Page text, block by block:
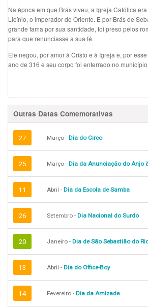
Na época em que Brás viveu, a Igreja Católica
Licínio, o imperador do Oriente. E por Brás de
grande fama por sua santidade, foi preso pelos
para que renunciasse a sua fé.
Ele negou, por amor à Cristo e à Igreja e, por
ano de 316 e seu corpo foi enterrado no
Outras Datas Comemorativas
27 Março - Dia do Circo
25 Março - Dia da Anunciação do Anjo
11 Abril - Dia da Escola de Samba
26 Setembro - Dia Nacional do Surdo
20 Janeiro - Dia de São Sebastião do
13 Abril - Dia do Office-Boy
14 Fevereiro - Dia da Amizade